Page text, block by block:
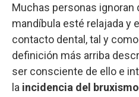
Muchas personas ignoran
mandíbula esté relajada y
contacto dental, tal y
definición más arriba
ser consciente de ello e
la incidencia del bruxismo